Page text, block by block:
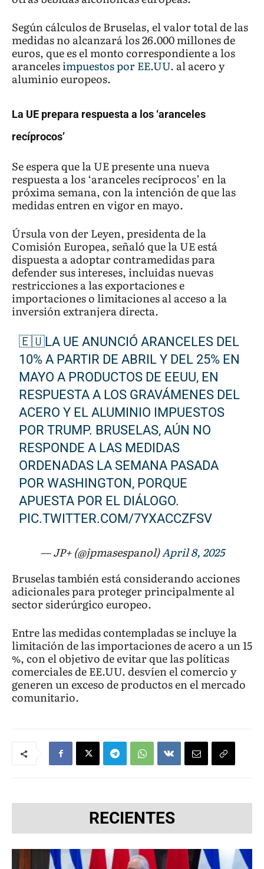
Según cálculos de Bruselas, el valor total de las
medidas no alcanzará los 26.000 millones de
euros, que es el monto correspondiente a los
arancelesimpuestos por EE.UU. al acero y
aluminio europeos.
La UE prepara respuesta a los ‘aranceles
recíprocos’
Se espera que la UE presente una nueva
respuesta a los ‘aranceles recíprocos’ en la
próxima semana, con la intención de que las
medidas entren en vigor en mayo.
Úrsula von der Leyen, presidenta de la
Comisión Europea, señaló que la UE está
dispuesta a adoptar contramedidas para
defender sus intereses, incluidas nuevas
restricciones a las exportaciones e
importaciones o limitaciones al acceso a la
inversión extranjera directa.
🇪🇺LA UE ANUNCIÓ ARANCELES DEL
10% A PARTIR DE ABRIL Y DEL 25% EN
MAYO A PRODUCTOS DE EEUU, EN
RESPUESTA A LOS GRAVÁMENES DEL
ACERO Y EL ALUMINIO IMPUESTOS
POR TRUMP. BRUSELAS, AÚN NO
RESPONDE A LAS MEDIDAS
ORDENADAS LA SEMANA PASADA
POR WASHINGTON, PORQUE
APUESTA POR EL DIÁLOGO.
PIC.TWITTER.COM/7YXACCZFSV
— JP+ (@jpmasespanol)April 8, 2025
Bruselas también está considerando acciones
adicionales para proteger principalmente al
sector siderúrgico europeo.
Entre las medidas contempladas se incluye la
limitación de las importaciones de acero a un 15
%, con el objetivo de evitar que las políticas
comerciales de EE.UU. desvíen el comercio y
generen un exceso de productos en el mercado
comunitario.
RECIENTES